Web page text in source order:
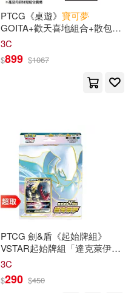
PTCG《桌遊》 寶可夢
GOITA+歡天喜地組合+散包福
利品X1包
3C
$899 $1067
PTCG 劍&盾《起始牌組》
VSTAR起始牌組「達克萊伊」
⚘寶可夢
3C
$290 $450